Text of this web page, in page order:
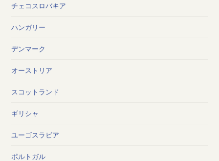
チェコスロバキア
ハンガリー
デンマーク
オーストリア
スコットランド
ギリシャ
ユーゴスラビア
ポルトガル